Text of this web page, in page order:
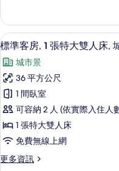
張
床
的
所
有
相
片
開
放
式
房,
多
張
床
的
詳
情
顯
示
標
準
客
房,
1
張
特
7
標準客房, 1 張特大雙人床,
城市景
36 平方公尺
1 間臥室
可容納 2 人 (依實際入住人
1 張特大雙人床
免費無線上網
更多資訊
更